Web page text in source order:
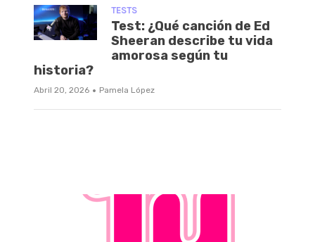
TESTS
Test: ¿Qué canción de Ed
Sheeran describe tu vida
amorosa según tu
historia?
Abril 20, 2026 · Pamela López